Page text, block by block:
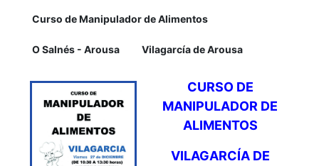
Curso de Manipulador de Alimentos
O Salnés - Arousa Vilagarcía de Arousa
CURSO DE
MANIPULADOR DE
ALIMENTOS
VILAGARCÍA DE